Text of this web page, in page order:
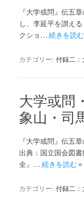
『大学或問』伝五
し、李延平を讃え
クショ… 続きを読
カテゴリー: 付録二：
大学或問
象山・司
『大学或問』伝五
出典：国立国会図
全』… 続きを読む »
カテゴリー: 付録二：